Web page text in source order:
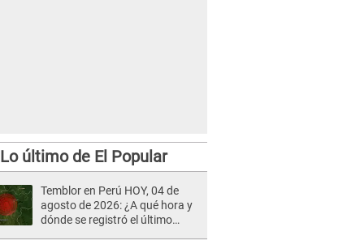
Lo último de El Popular
Temblor en Perú HOY, 04 de
agosto de 2026: ¿A qué hora y
dónde se registró el último